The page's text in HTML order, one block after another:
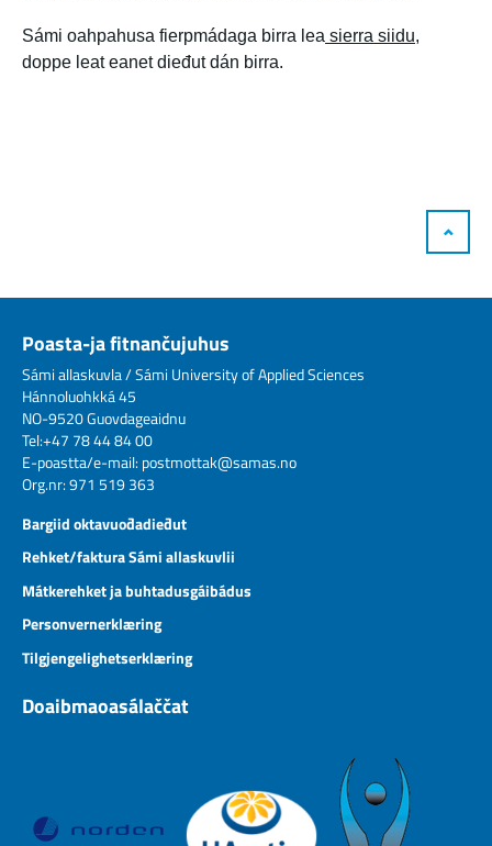
Sámi oahpahusa fierpmádaga birra lea sierra siidu,
doppe leat eanet dieđut dán birra.
Poasta-ja fitnančujuhus
Sámi allaskuvla / Sámi University of Applied Sciences
Hánnoluohkká 45
NO-9520 Guovdageaidnu
Tel:+47 78 44 84 00
E-poastta/e-mail:postmottak@samas.no
Org.nr: 971 519 363
Bargiid oktavuođadieđut
Rehket/faktura Sámi allaskuvlii
Mátkerehket ja buhtadusgáibádus
Personvernerklæring
Tilgjengelighetserklæring
Doaibmaoasálaččat